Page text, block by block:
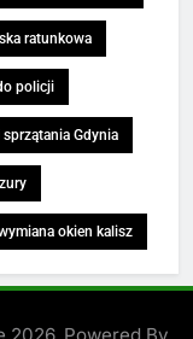
ratunkowa
policji
sprzątania Gdynia
okien kalisz